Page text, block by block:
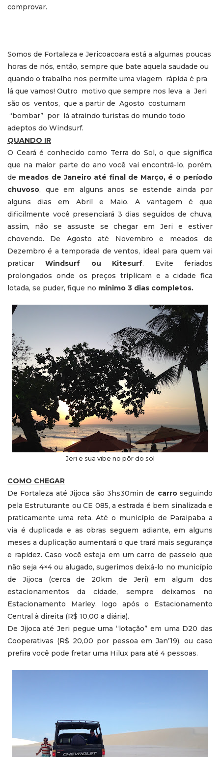
comprovar.
Somos de Fortaleza e Jericoacoara está a algumas poucas
horas de nós, então, sempre que bate aquela saudade ou
quando o trabalho nos permite uma viagem rápida é pra
lá que vamos! Outro motivo que sempre nos leva a Jeri
são os ventos, que a partir de Agosto costumam
“bombar” por lá atraindo turistas do mundo todo
adeptos do Windsurf.
QUANDO IR
O Ceará é conhecido como Terra do Sol, o que significa
que na maior parte do ano você vai encontrá-lo, porém,
de meados de Janeiro até final de Março, é o período
chuvoso, que em alguns anos se estende ainda por
alguns dias em Abril e Maio. A vantagem é que
dificilmente você presenciará 3 dias seguidos de chuva,
assim, não se assuste se chegar em Jeri e estiver
chovendo. De Agosto até Novembro e meados de
Dezembro é a temporada de ventos, ideal para quem vai
praticarWindsurf ou Kitesurf. Evite feriados
prolongados onde os preços triplicam e a cidade fica
lotada, se puder, fique no mínimo 3 dias completos.
Jeri e sua vibe no pôr do sol
COMO CHEGAR
De Fortaleza até Jijoca são 3hs30min de carro seguindo
pela Estruturante ou CE 085, a estrada é bem sinalizada e
praticamente uma reta. Até o município de Paraipaba a
via é duplicada e as obras seguem adiante, em alguns
meses a duplicação aumentará o que trará mais segurança
e rapidez. Caso você esteja em um carro de passeio que
não seja 4×4 ou alugado, sugerimos deixá-lo no município
de Jijoca (cerca de 20km de Jeri) em algum dos
estacionamentos da cidade, sempre deixamos no
Estacionamento Marley, logo após o Estacionamento
Central à direita (R$ 10,00 a diária).
De Jijoca até Jeri pegue uma “lotação” em uma D20 das
Cooperativas (R$ 20,00 por pessoa em Jan’19), ou caso
prefira você pode fretar uma Hilux para até 4 pessoas.